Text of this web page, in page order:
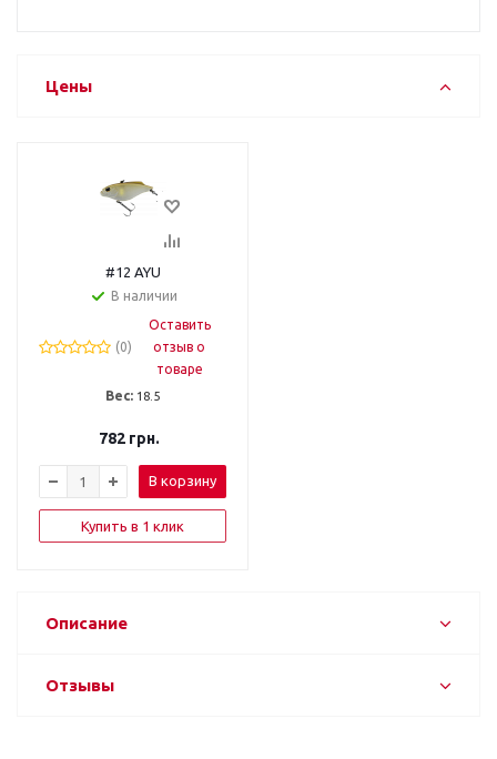
Цены
#12 AYU
В наличии
(0)
Оставить
отзыв о
товаре
Вес: 18.5
782грн.
В корзину
Купить в 1 клик
Описание
Отзывы